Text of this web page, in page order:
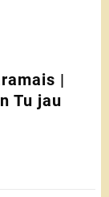
|
Tu jau